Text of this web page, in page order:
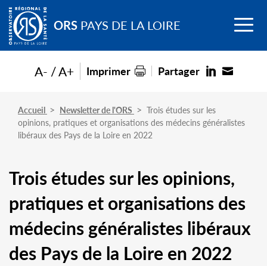
Go to
main
content ORS PAYS DE LA LOIRE Menu
Accueil Newsletter de l'ORS
Trois études sur les
opinions, pratiques et organisations des médecins généralistes
libéraux des Pays de la Loire en 2022
Trois études sur les opinions,
pratiques et organisations des
médecins généralistes libéraux
des Pays de la Loire en 2022
A- A+ Imprimer Partager